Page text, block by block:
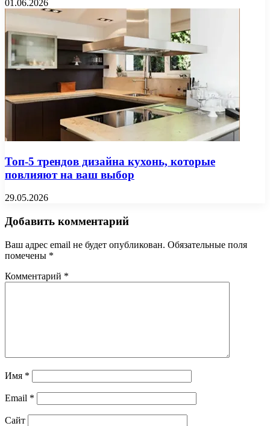
01.06.2026
Топ-5 трендов дизайна кухонь, которые
повлияют на ваш выбор
29.05.2026
Добавить комментарий
Ваш адрес email не будет опубликован. Обязательные поля
помечены *
Комментарий *
Имя *
Email *
Сайт